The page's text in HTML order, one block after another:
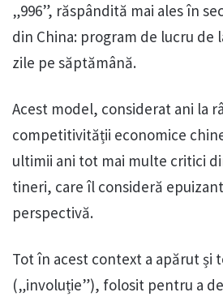
„996”, răspândită mai ales în
din China: program de lucru de
zile pe săptămână.
Acest model, considerat ani la
competitivității economice
ultimii ani tot mai multe critici
tineri, care îl consideră
perspectivă.
Tot în acest context a apărut și
(„involuție”), folosit pentru a